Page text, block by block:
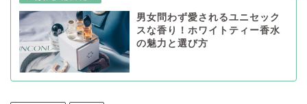
男女問わず愛されるユニセック
スな香り！ホワイトティー香水
の魅力と選び方